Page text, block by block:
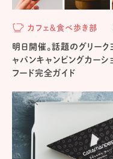
カフェ＆食べ歩き部
明日開催。話題のグリー
ャパンキャンピングカーシ
フード完全ガイド